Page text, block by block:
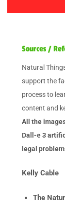
Sources /
Natural
support the
process to
content and
All the
Dall-e 3
legal
Kelly Cable
The